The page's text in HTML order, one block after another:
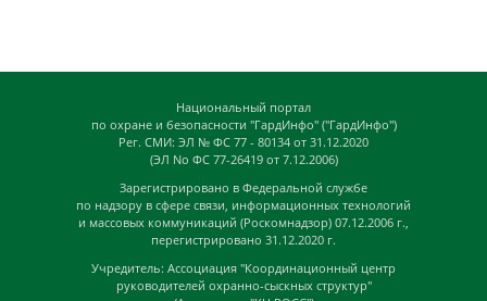
Национальный портал
по охране и безопасности "ГардИнфо" ("ГардИнфо")
Рег. СМИ: ЭЛ № ФС 77 - 80134 от 31.12.2020
(ЭЛ No ФС 77-26419 от 7.12.2006)
Зарегистрировано в Федеральной службе
по надзору в сфере связи, информационных технологий
и массовых коммуникаций (Роскомнадзор) 07.12.2006 г.,
перегистрировано 31.12.2020 г.
Учредитель: Ассоциация "Координационный центр
руководителей охранно-сыскных структур"